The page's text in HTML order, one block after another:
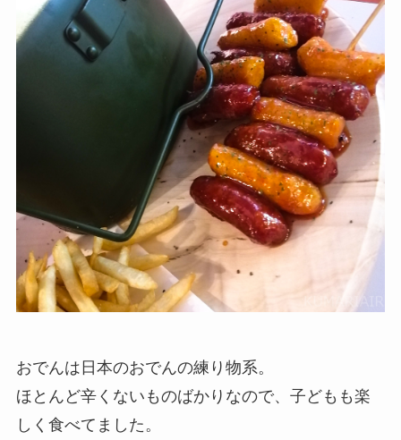
おでんは日本のおでんの練り物系。
ほとんど辛くないものばかりなので、子どもも楽
しく食べてました。